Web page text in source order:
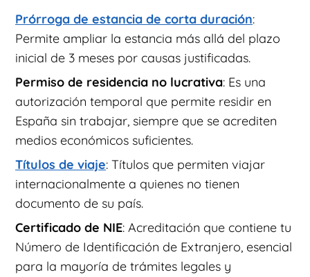
Prórroga de estancia de corta duración:
Permite ampliar la estancia más allá del plazo
inicial de 3 meses por causas justificadas.
Permiso de residencia no lucrativa: Es una
autorización temporal que permite residir en
España sin trabajar, siempre que se acrediten
medios económicos suficientes.
Títulos de viaje: Títulos que permiten viajar
internacionalmente a quienes no tienen
documento de su país.
Certificado de NIE: Acreditación que contiene tu
Número de Identificación de Extranjero, esencial
para la mayoría de trámites legales y